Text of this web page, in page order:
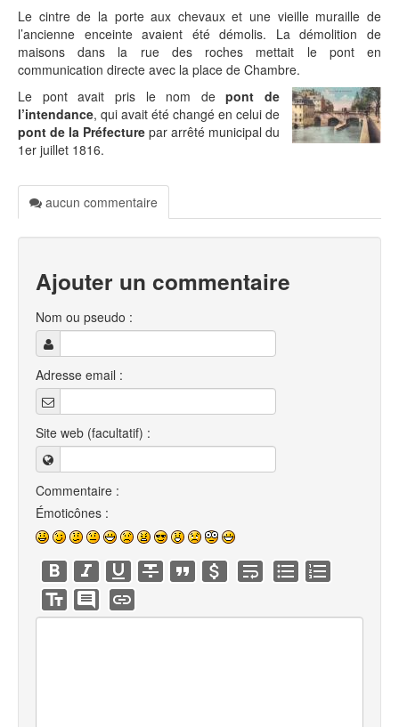
Le cintre de la porte aux chevaux et une vieille muraille de
l’ancienne enceinte avaient été démolis. La démolition de
maisons dans la rue des roches mettait le pont en
communication directe avec la place de Chambre.
Le pont avait pris le nom depont de
l’intendance, qui avait été changé en celui de
pont de la Préfecture par arrêté municipal du
1er juillet 1816.
aucun commentaire
Ajouter un commentaire
Nom ou pseudo :
Adresse email :
Site web (facultatif) :
Commentaire :
Émoticônes :